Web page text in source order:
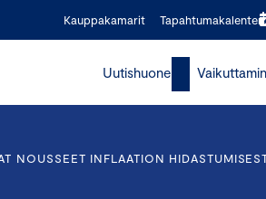
Kauppakamarit Tapahtumakalenteri
Uutishuone
NOUSSEET INFLAATION